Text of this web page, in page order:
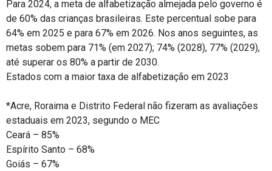
Para 2024, a meta de alfabetização almejada pelo governo é
de 60% das crianças brasileiras. Este percentual sobe para
64% em 2025 e para 67% em 2026. Nos anos seguintes, as
metas sobem para 71% (em 2027); 74% (2028), 77% (2029),
até superar os 80% a partir de 2030.
Estados com a maior taxa de alfabetização em 2023
*Acre, Roraima e Distrito Federal não fizeram as avaliações
estaduais em 2023, segundo o MEC
Ceará – 85%
Espírito Santo – 68%
Goiás – 67%